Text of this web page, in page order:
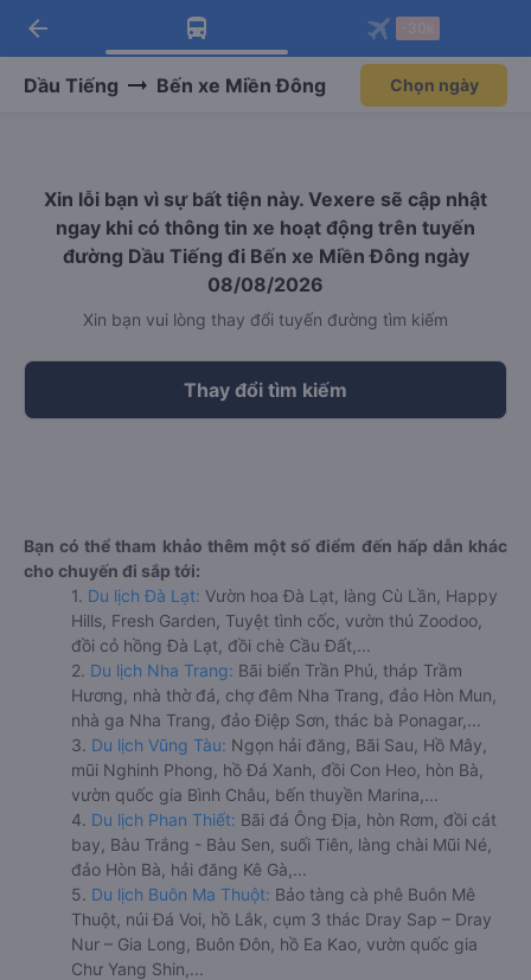
Tải app Vexere ngay!
Nhận ưu đãi thành viên độc
Mở app
Tải app Vexere
-30k/ghế khi đặt vé máy bay qua
Mở app
arrow_back
Dầu Tiếng Bến xe Miền Đông Chọn ngày
Xin lỗi bạn vì sự bất tiện này. Vexere sẽ cập nhật
ngay khi có thông tin xe hoạt động trên tuyến
đường Dầu Tiếng đi Bến xe Miền Đông ngày
08/08/2026
Xin bạn vui lòng thay đổi tuyến đường tìm kiếm
Thay đổi tìm kiếm
Bạn có thể tham khảo thêm một số điểm đến hấp dẫn khác
cho chuyến đi sắp tới:
1. Du lịch Đà Lạt: Vườn hoa Đà Lạt, làng Cù Lần, Happy
Hills, Fresh Garden, Tuyệt tình cốc, vườn thú Zoodoo,
đồi cỏ hồng Đà Lạt, đồi chè Cầu Đất,...
2. Du lịch Nha Trang: Bãi biển Trần Phú, tháp Trầm
Hương, nhà thờ đá, chợ đêm Nha Trang, đảo Hòn Mun,
nhà ga Nha Trang, đảo Điệp Sơn, thác bà Ponagar,...
3. Du lịch Vũng Tàu: Ngọn hải đăng, Bãi Sau, Hồ Mây,
mũi Nghinh Phong, hồ Đá Xanh, đồi Con Heo, hòn Bà,
vườn quốc gia Bình Châu, bến thuyền Marina,...
4. Du lịch Phan Thiết: Bãi đá Ông Địa, hòn Rơm, đồi cát
bay, Bàu Trắng - Bàu Sen, suối Tiên, làng chài Mũi Né,
đảo Hòn Bà, hải đăng Kê Gà,...
5. Du lịch Buôn Ma Thuột: Bảo tàng cà phê Buôn Mê
Thuột, núi Đá Voi, hồ Lắk, cụm 3 thác Dray Sap – Dray
Nur – Gia Long, Buôn Đôn, hồ Ea Kao, vườn quốc gia
Chư Yang Shin,...